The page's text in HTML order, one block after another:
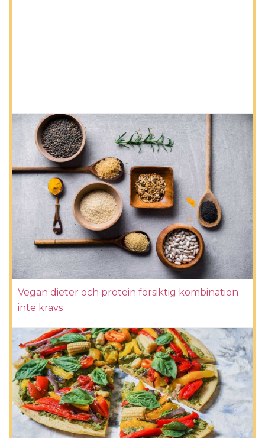
Vegan dieter och protein försiktig kombination
inte krävs